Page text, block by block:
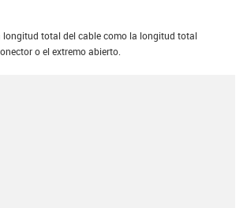
longitud total del cable como la longitud total
o el extremo abierto.